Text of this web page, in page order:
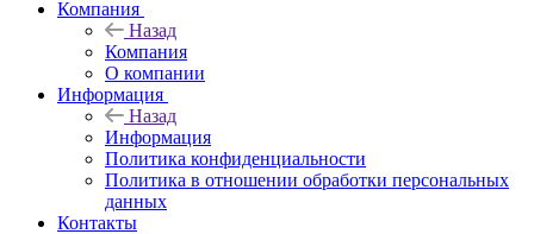
Компания
Назад
Компания
О компании
Информация
Назад
Информация
Политика конфиденциальности
Политика в отношении обработки персональных
данных
Контакты